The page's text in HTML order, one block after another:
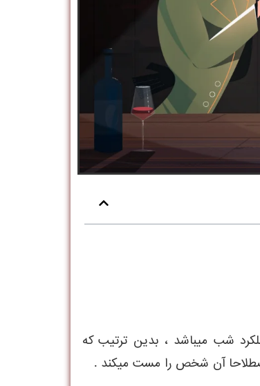
شب ميباشد ، بدين ترتيب که
اصطلاحا آن شخص را مست ميکند .